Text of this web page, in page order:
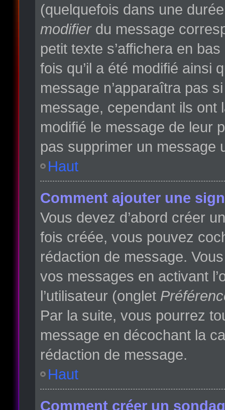
(quelquefois dans une
modifierdu message
petit texte s’affichera en
fois qu’il a été modifié ainsi
message n’apparaîtra pas
message, cependant ils ont
modifié le message de leur
pas supprimer un message
Haut
Comment ajouter une
Vous devez d’abord créer
fois créée, vous pouvez
rédaction de message.
vos messages en activant
l’utilisateur (onglet
Par la suite, vous pourrez
message en décochant la
rédaction de message.
Haut
Comment créer un